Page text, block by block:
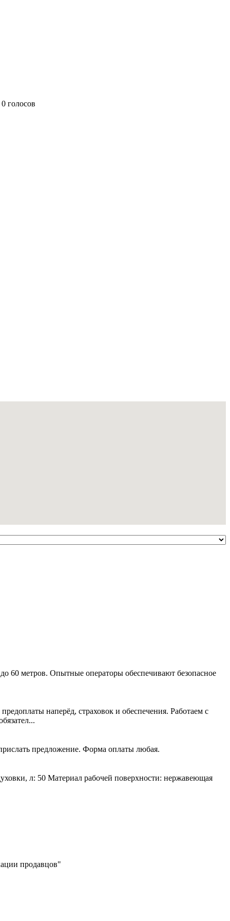
0 голосов
60 метров. Опытные операторы обеспечивают безопасное
наперёд, страховок и обеспечения. Работаем с
предложение. Форма оплаты любая.
л: 50 Материал рабочей поверхности: нержавеющая
продавцов"